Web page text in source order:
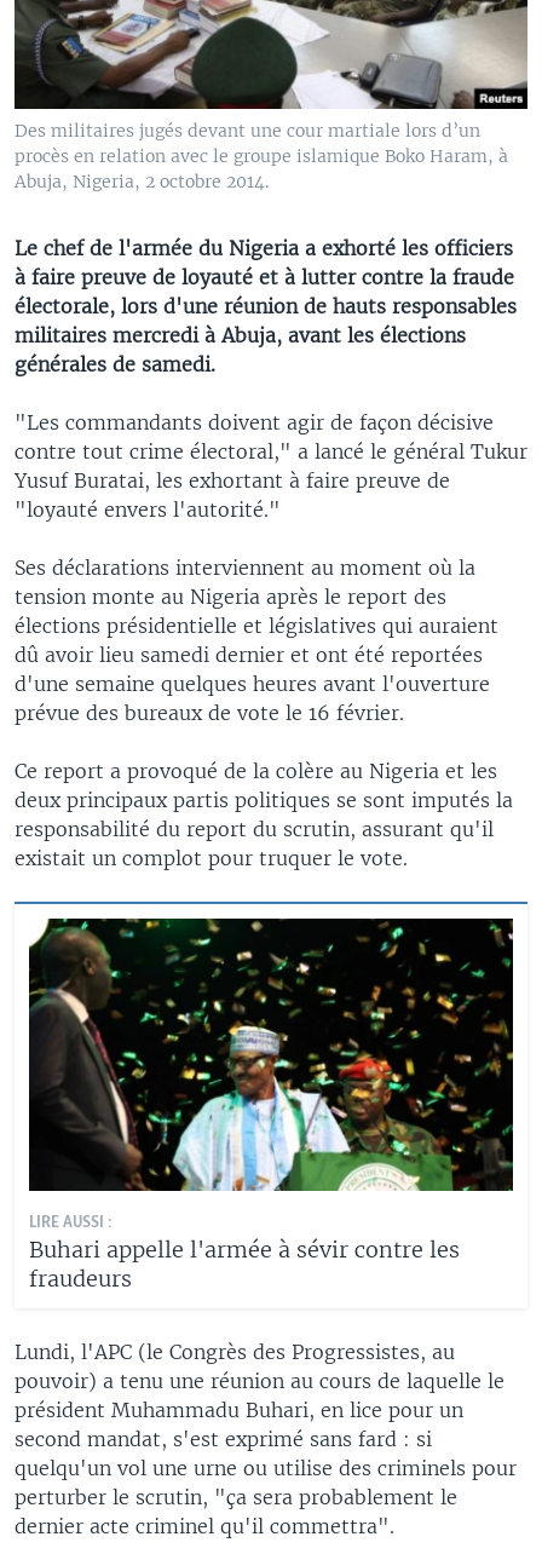
Des militaires jugés devant une cour martiale lors d’un
procès en relation avec le groupe islamique Boko Haram, à
Abuja, Nigeria, 2 octobre 2014.
Le chef de l'armée du Nigeria a exhorté les officiers
à faire preuve de loyauté et à lutter contre la fraude
électorale, lors d'une réunion de hauts responsables
militaires mercredi à Abuja, avant les élections
générales de samedi.
"Les commandants doivent agir de façon décisive
contre tout crime électoral," a lancé le général Tukur
Yusuf Buratai, les exhortant à faire preuve de
"loyauté envers l'autorité."
Ses déclarations interviennent au moment où la
tension monte au Nigeria après le report des
élections présidentielle et législatives qui auraient
dû avoir lieu samedi dernier et ont été reportées
d'une semaine quelques heures avant l'ouverture
prévue des bureaux de vote le 16 février.
Ce report a provoqué de la colère au Nigeria et les
deux principaux partis politiques se sont imputés la
responsabilité du report du scrutin, assurant qu'il
existait un complot pour truquer le vote.
LIRE AUSSI :
Buhari appelle l'armée à sévir contre les
fraudeurs
Lundi, l'APC (le Congrès des Progressistes, au
pouvoir) a tenu une réunion au cours de laquelle le
président Muhammadu Buhari, en lice pour un
second mandat, s'est exprimé sans fard : si
quelqu'un vol une urne ou utilise des criminels pour
perturber le scrutin, "ça sera probablement le
dernier acte criminel qu'il commettra".